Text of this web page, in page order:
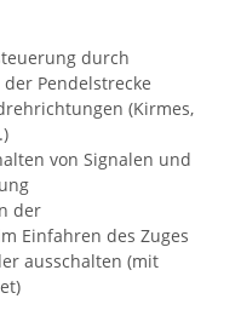
durch
Pendelstrecke
(Kirmes,
von Signalen und
der
Einfahren des Zuges
ausschalten (mit